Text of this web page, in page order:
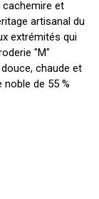
cachemire et
artisanal du
extrémités qui
"M"
chaude et
de 55 %